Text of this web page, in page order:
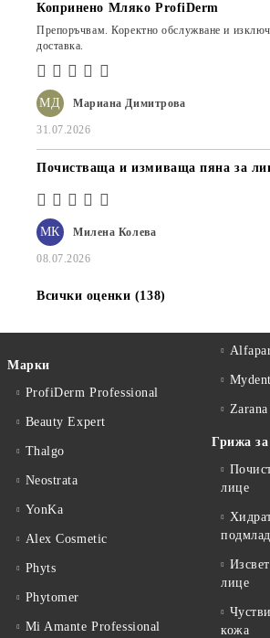
МД Мариана Димитрова
31.07.2026
Копринено Мляко ProfiDerm
Препоръчвам. Коректно обслужване и
доставка.
МК Милена Колева
08.07.2026
Почистваща и измиваща пяна за
Всички оценки (138)
Марки
ProfiDerm Professional
Beauty Expert
Thalgo
Neostrata
YonKa
Alex Cosmetic
Phyts
Phytomer
Mi Amante Professional
Zarana
Грижа
лице
лице
кожа